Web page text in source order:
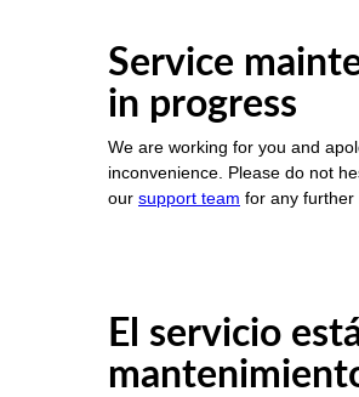
Service
in progress
We are working for you and
inconvenience. Please do not
our support team for any further
El servicio